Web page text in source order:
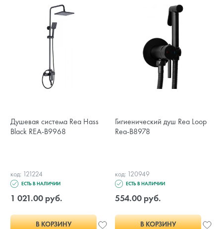
Душевая система Rea Hass
Black REA-B9968
код: 121224
ЕСТЬ В НАЛИЧИИ
1 021.00 руб.
В КОРЗИНУ
Гигиенический душ Rea Loop
Rea-B8978
код: 120949
ЕСТЬ В НАЛИЧИИ
554.00 руб.
В КОРЗИНУ